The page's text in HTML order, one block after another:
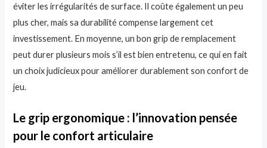
éviter les irrégularités de surface. Il coûte également un peu
plus cher, mais sa durabilité compense largement cet
investissement. En moyenne, un bon grip de remplacement
peut durer plusieurs mois s’il est bien entretenu, ce qui en fait
un choix judicieux pour améliorer durablement son confort de
jeu.
Le grip ergonomique : l’innovation pensée
pour le confort articulaire